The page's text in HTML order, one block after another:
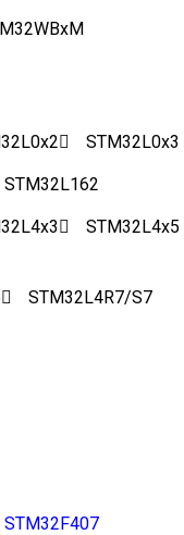
STM32L0x3
STM32L162
STM32L4x5
STM32L4R7/S7
STM32F407